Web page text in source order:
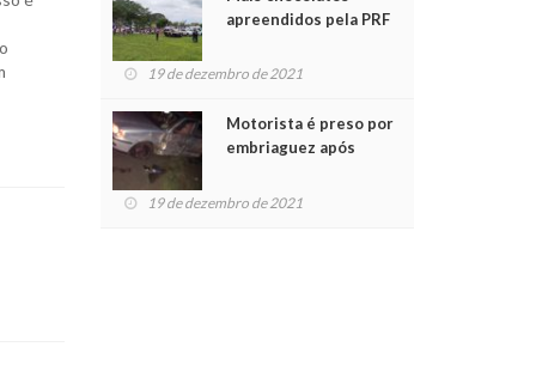
apreendidos pela PRF
crianças no Natal
19 de dezembro de 2021
Motorista é preso por
embriaguez após
feridos
19 de dezembro de 2021